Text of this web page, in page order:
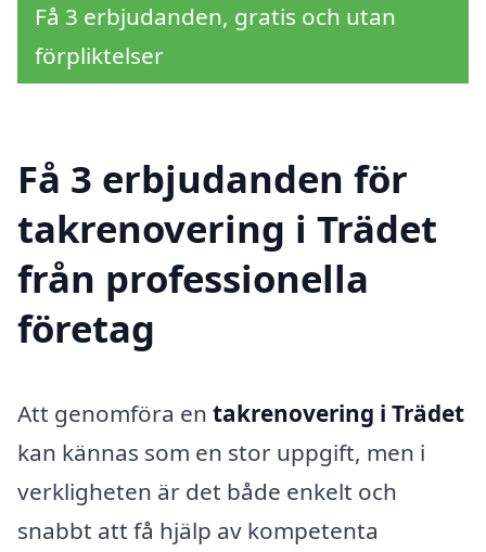
Få 3 erbjudanden, gratis och utan
förpliktelser
Få 3 erbjudanden för
takrenovering i Trädet
från professionella
företag
Att genomföra en takrenovering i Trädet
kan kännas som en stor uppgift, men i
verkligheten är det både enkelt och
snabbt att få hjälp av kompetenta